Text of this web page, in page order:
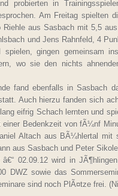
probierten in
Am Freitag spielten
Riehle aus Sasbach mit 5,5
und Jens Rahnfeld, 4
spielen, gingen gemeinsam
wo sie den nichts
fand ebenfalls in Sasbach
Auch hierzu fanden sich
eifrig Schach lernten und
einer Bedenkzeit von fÃ¼nf
Altach aus BÃ¼hlertal mit
aus Sasbach und Peter
â€“ 02.09.12 wird in
DWZ sowie das
sind noch PlÃ¤tze frei.